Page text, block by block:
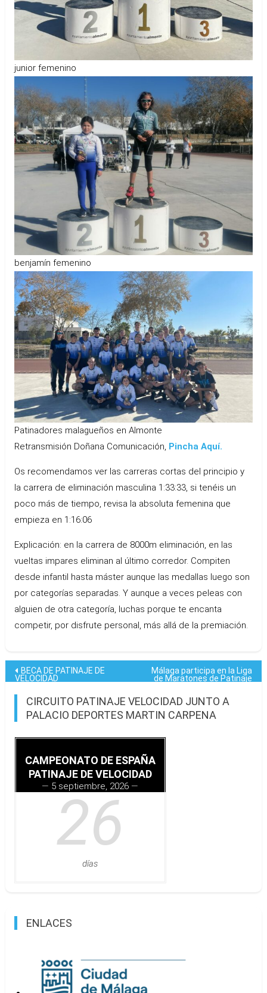
junior femenino
benjamín femenino
Patinadores malagueños en Almonte
Retransmisión Doñana Comunicación, Pincha Aquí.
Os recomendamos ver las carreras cortas del principio y
la carrera de eliminación masculina 1:33:33, si tenéis un
poco más de tiempo, revisa la absoluta femenina que
empieza en 1:16:06
Explicación: en la carrera de 8000m eliminación, en las
vueltas impares eliminan al último corredor. Compiten
desde infantil hasta máster aunque las medallas luego son
por categorías separadas. Y aunque a veces peleas con
alguien de otra categoría, luchas porque te encanta
competir, por disfrute personal, más allá de la premiación.
Navegación
de
entradas
BECA DE PATINAJE DE
VELOCIDAD
Málaga participa en la Liga
de Maratones de Patinaje
CIRCUITO PATINAJE VELOCIDAD JUNTO A
PALACIO DEPORTES MARTIN CARPENA
CAMPEONATO DE ESPAÑA
PATINAJE DE VELOCIDAD
5 septiembre, 2026
26
días
ENLACES